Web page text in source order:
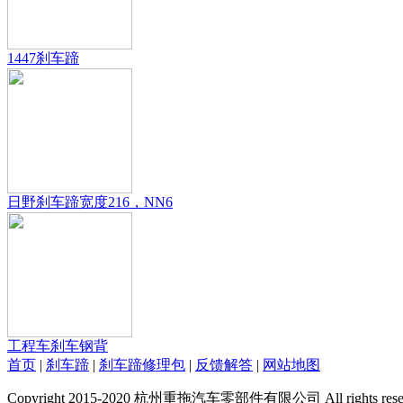
1447刹车蹄
日野刹车蹄宽度216，NN6
工程车刹车钢背
首页 | 刹车蹄 | 刹车蹄修理包 | 反馈解答 | 网站地图
Copyright 2015-2020 杭州重拖汽车零部件有限公司 All rights